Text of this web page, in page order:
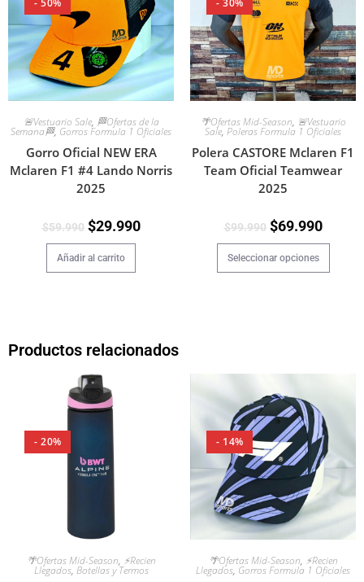
- 50%
🚨Vestuario Sale, 🏁Ofertas de la
Semana🏁, Gorros Formula 1 Oficiales
Gorro Oficial NEW ERA
Mclaren F1 #4 Lando Norris
2025
$59.990 $29.990
Añadir al carrito
- 30%
🌴Ofertas Mid-Season, 🚨Vestuario
Sale, Poleras Formula 1 Oficiales
Polera CASTORE Mclaren F1
Team Oficial Teamwear
2025
$99.990 $69.990
Seleccionar opciones
Productos relacionados
- 20%
🌴Ofertas Mid-Season, ⚡Recien
Llegados, Botellas y Termos
- 14%
🌴Ofertas Mid-Season, ⚡Recien
Llegados, Gorros Formula 1 Oficiales